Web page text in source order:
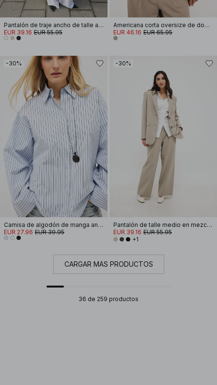
Pantalón de traje ancho de talle alto
EUR 39.16 EUR 55.95
Americana corta oversize de doble botonadura
EUR 46.16 EUR 65.95
-30%
Camisa de algodón de manga ancha
EUR 27.96 EUR 39.95
-30%
Pantalón de talle medio en mezcla de tejidos
EUR 39.16 EUR 55.95
+1
CARGAR MÁS PRODUCTOS
36 de 259 productos